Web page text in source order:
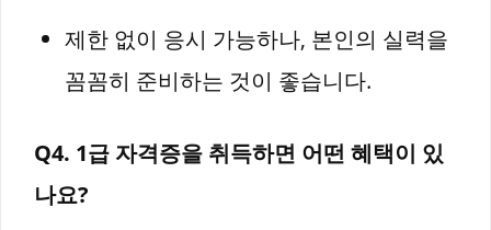
제한 없이 응시 가능하나, 본인의 실력을
꼼꼼히 준비하는 것이 좋습니다.
Q4. 1급 자격증을 취득하면 어떤 혜택이 있
나요?